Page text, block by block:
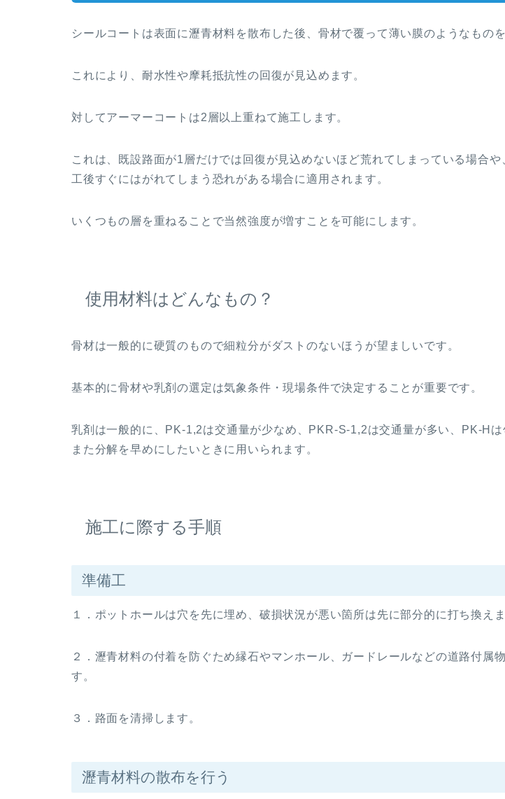
シールコートは表面に瀝青材料を散布した後、骨材で覆って薄い膜のようなものを
これにより、耐水性や摩耗抵抗性の回復が見込めます。
対してアーマーコートは2層以上重ねて施工します。
これは、既設路面が1層だけでは回復が見込めないほど荒れてしまっている場合や
工後すぐにはがれてしまう恐れがある場合に適用されます。
いくつもの層を重ねることで当然強度が増すことを可能にします。
使用材料はどんなもの？
骨材は一般的に硬質のもので細粒分がダストのないほうが望ましいです。
基本的に骨材や乳剤の選定は気象条件・現場条件で決定することが重要です。
乳剤は一般的に、PK-1,2は交通量が少なめ、PKR-S-1,2は交通量が多い、PK-Hは
また分解を早めにしたいときに用いられます。
施工に際する手順
準備工
１．ポットホールは穴を先に埋め、破損状況が悪い箇所は先に部分的に打ち換えま
２．瀝青材料の付着を防ぐため縁石やマンホール、ガードレールなどの道路付属
す。
３．路面を清掃します。
瀝青材料の散布を行う